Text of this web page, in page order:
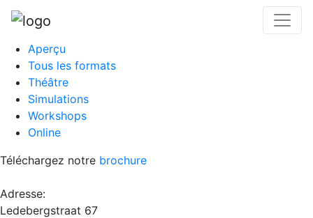
Aperçu
Tous les formats
Théâtre
Simulations
Workshops
Online
Téléchargez notre brochure
Adresse:
Ledebergstraat 67